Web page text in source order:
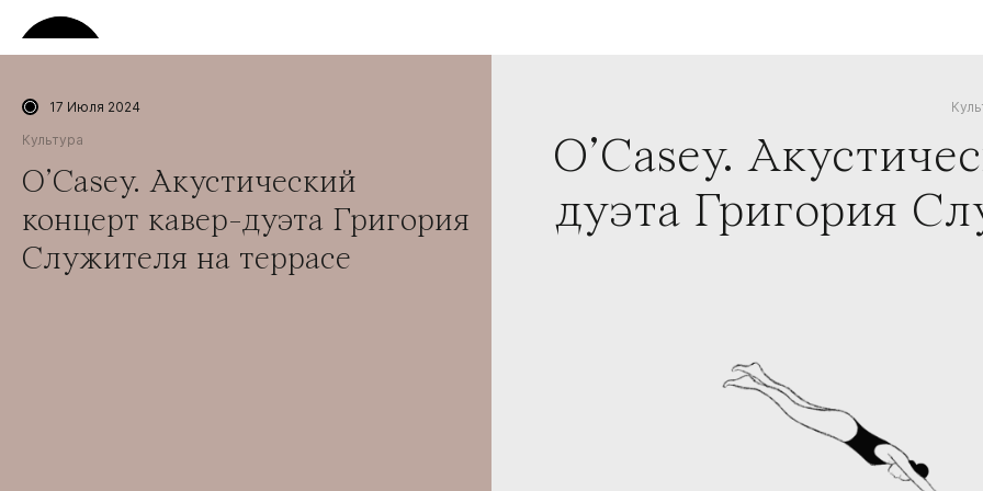
17 Июля 2024
Культура
O’Casey. Акустический
концерт кавер-дуэта Григория
Служителя на террасе
O’Casey.
дуэта Григория